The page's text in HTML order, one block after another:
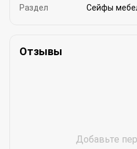
Раздел
Сейфы
Отзывы
Добавьте